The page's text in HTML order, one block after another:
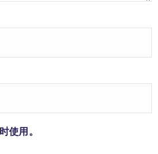
使用。